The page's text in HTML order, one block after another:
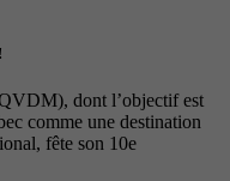
dont l’objectif est
comme une destination
fête son 10e